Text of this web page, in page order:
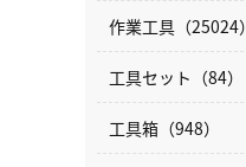
作業工具（25024）
工具セット（84）
工具箱（948）